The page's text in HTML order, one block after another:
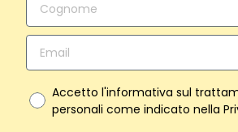
Accetto l'informativa sul
personali come indicato nella